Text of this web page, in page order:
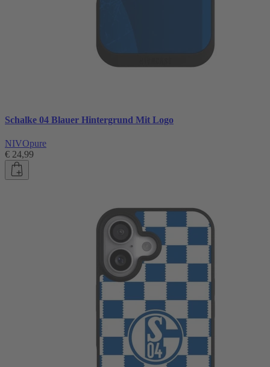
Schalke 04 Blauer Hintergrund Mit Logo
NIVOpure
€ 24,99